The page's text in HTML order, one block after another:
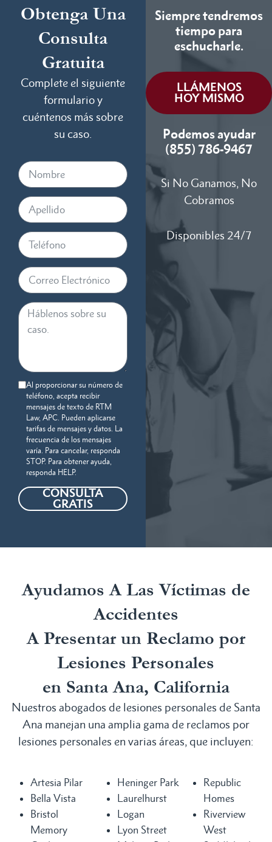
Obtenga Una
Consulta
Gratuita
Complete el siguiente
formulario y
cuéntenos más sobre
su caso.
Al proporcionar su número de
teléfono, acepta recibir
mensajes de texto de RTM
Law, APC. Pueden aplicarse
tarifas de mensajes y datos. La
frecuencia de los mensajes
varía. Para cancelar, responda
STOP. Para obtener ayuda,
responda HELP.
CONSULTA
GRATIS
Siempre tendremos
tiempo para
eschucharle.
LLÁMENOS
HOY MISMO
Podemos ayudar
(855) 786-9467
Si No Ganamos, No
Cobramos
Disponibles 24/7
Ayudamos A Las Víctimas de
Accidentes
A Presentar un Reclamo por
Lesiones Personales
en Santa Ana, California
Nuestros abogados de lesiones personales de Santa
Ana manejan una amplia gama de reclamos por
lesiones personales en varias áreas, que incluyen:
Artesia Pilar
Bella Vista
Bristol
Memory
Heninger Park
Laurelhurst
Logan
Lyon Street
Republic
Homes
Riverview
West